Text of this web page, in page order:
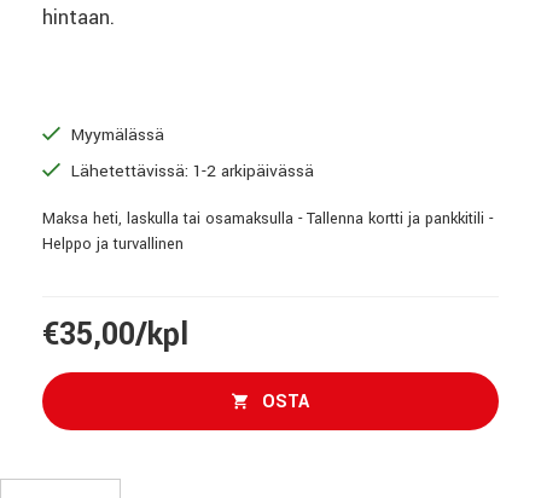
hintaan.
Myymälässä
Lähetettävissä: 1-2 arkipäivässä
Maksa heti, laskulla tai osamaksulla - Tallenna kortti ja pankkitili -
Helppo ja turvallinen
€35,00/kpl
OSTA